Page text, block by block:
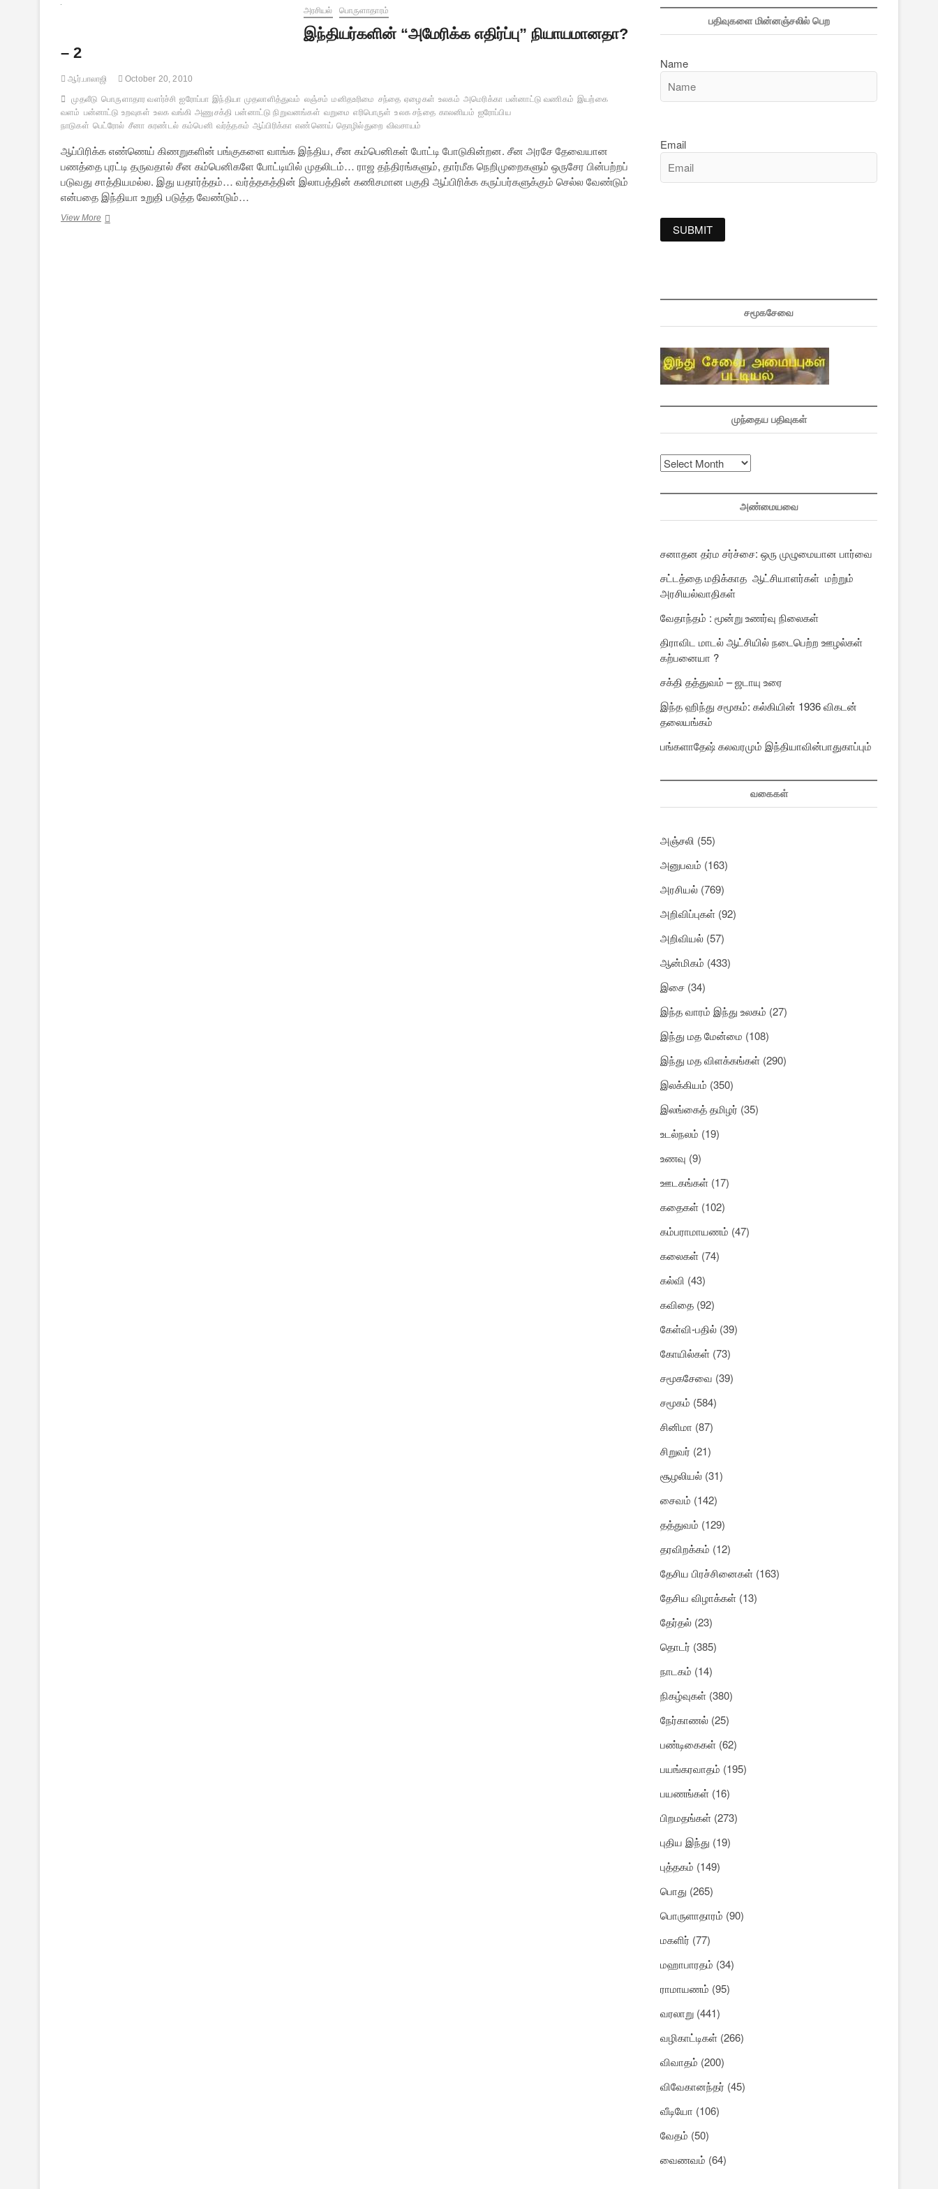
அரசியல் பொருளாதாரம்
இந்தியர்களின் “அமேரிக்க எதிர்ப்பு” நியாயமானதா?
– 2
ஆர்.பாலாஜி October 20, 2010
முதலீடு பொருளாதார வளர்ச்சி ஐரோப்பா இந்தியா முதலாளித்துவம் லஞ்சம் மனிதஉரிமை சந்தை ஏழைகள் உலகம் அமெரிக்கா பன்னாட்டு வணிகம் இயற்கை
வளம் பன்னாட்டு உறவுகள் உலக வங்கி அணுசக்தி பன்னாட்டு நிறுவனங்கள் வறுமை எரிபொருள் உலக சந்தை காலனியம் ஐரோப்பிய
நாடுகள் பெட்ரோல் சீனா சுரண்டல் கம்பெனி வர்த்தகம் ஆப்பிரிக்கா எண்ணெய் தொழில்துறை விவசாயம்
ஆப்பிரிக்க எண்ணெய் கிணறுகளின் பங்குகளை வாங்க இந்திய, சீன கம்பெனிகள் போட்டி போடுகின்றன. சீன அரசே தேவையான
பணத்தை புரட்டி தருவதால் சீன கம்பெனிகளே போட்டியில் முதலிடம்… ராஜ தந்திரங்களும், தார்மீக நெறிமுறைகளும் ஒருசேர பின்பற்றப்
படுவது சாத்தியமல்ல. இது யதார்த்தம்… வர்த்தகத்தின் இலாபத்தின் கணிசமான பகுதி ஆப்பிரிக்க கருப்பர்களுக்கும் செல்ல வேண்டும்
என்பதை இந்தியா உறுதி படுத்த வேண்டும்…
View Moreஇந்தியர்களின்
பதிவுகளை மின்னஞ்சலில் பெற
Name
Email
சமூகசேவை
முந்தைய பதிவுகள்
முந்தைய
பதிவுகள்
அண்மையவை
சனாதன தர்ம சர்ச்சை: ஒரு முழுமையான பார்வை
சட்டத்தை மதிக்காத ஆட்சியாளர்கள் மற்றும்
அரசியல்வாதிகள்
வேதாந்தம் : மூன்று உணர்வு நிலைகள்
திராவிட மாடல் ஆட்சியில் நடைபெற்ற ஊழல்கள்
கற்பனையா ?
சக்தி தத்துவம் – ஜடாயு உரை
இந்த ஹிந்து சமூகம்: கல்கியின் 1936 விகடன்
தலையங்கம்
பங்களாதேஷ் கலவரமும் இந்தியாவின்பாதுகாப்பும்
வகைகள்
அஞ்சலி (55)
அனுபவம் (163)
அரசியல் (769)
அறிவிப்புகள் (92)
அறிவியல் (57)
ஆன்மிகம் (433)
இசை (34)
இந்த வாரம் இந்து உலகம் (27)
இந்து மத மேன்மை (108)
இந்து மத விளக்கங்கள் (290)
இலக்கியம் (350)
இலங்கைத் தமிழர் (35)
உடல்நலம் (19)
உணவு (9)
ஊடகங்கள் (17)
கதைகள் (102)
கம்பராமாயணம் (47)
கலைகள் (74)
கல்வி (43)
கவிதை (92)
கேள்வி-பதில் (39)
கோயில்கள் (73)
சமூகசேவை (39)
சமூகம் (584)
சினிமா (87)
சிறுவர் (21)
சூழலியல் (31)
சைவம் (142)
தத்துவம் (129)
தரவிறக்கம் (12)
தேசிய பிரச்சினைகள் (163)
தேசிய விழாக்கள் (13)
தேர்தல் (23)
தொடர் (385)
நாடகம் (14)
நிகழ்வுகள் (380)
நேர்காணல் (25)
பண்டிகைகள் (62)
பயங்கரவாதம் (195)
பயணங்கள் (16)
பிறமதங்கள் (273)
புதிய இந்து (19)
புத்தகம் (149)
பொது (265)
பொருளாதாரம் (90)
மகளிர் (77)
மஹாபாரதம் (34)
ராமாயணம் (95)
வரலாறு (441)
வழிகாட்டிகள் (266)
விவாதம் (200)
விவேகானந்தர் (45)
வீடியோ (106)
வேதம் (50)
வைணவம் (64)